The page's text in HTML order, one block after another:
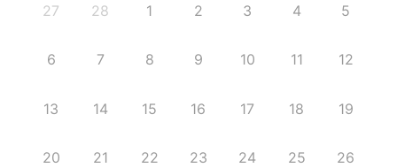
27 28 1 2 3 4 5
6 7 8 9 10 11 12
13 14 15 16 17 18 19
20 21 22 23 24 25 26